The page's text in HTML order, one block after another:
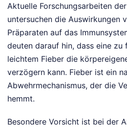
Aktuelle Forschungsarbeiten
untersuchen die Auswirkungen
Präparaten auf das
deuten darauf hin, dass eine zu
leichtem Fieber die
verzögern kann. Fieber ist ein
Abwehrmechanismus, der die
hemmt.
Besondere Vorsicht ist bei der